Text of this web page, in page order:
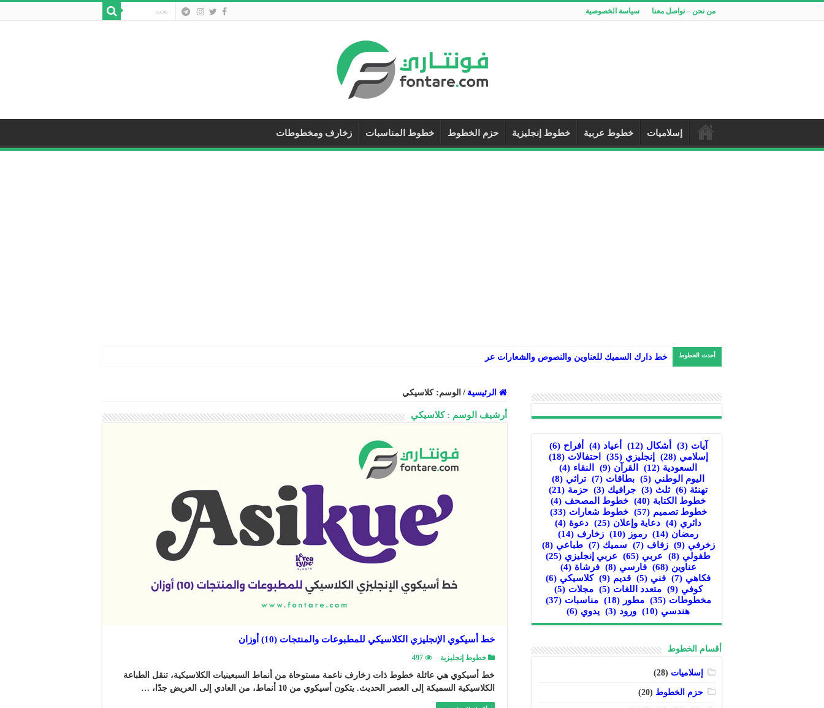
من نحن – تواصل معنا سياسة الخصوصية
إسلاميات خطوط عربية خطوط إنجليزية حزم الخطوط خطوط المناسبات زخارف ومخطوطات
أحدث الخطوط خط دارك السميك للعناوين والنصوص والشعارات عربي إنجليزي فارسي
الرئيسية / الوسم:كلاسيكي
أرشيف الوسم :كلاسيكي
خط أسيكوي الإنجليزي الكلاسيكي للمطبوعات والمنتجات (10) أوزان
خطوط إنجليزية 497
خط أسيكوي هي عائلة خطوط ذات زخارف ناعمة مستوحاة من أنماط السبعينيات الكلاسيكية، تنقل الطباعة
الكلاسيكية السميكة إلى العصر الحديث. يتكون أسيكوي من 10 أنماط، من العادي إلى العريض جدًا، …
آيات (3) أشكال (12) أعياد (4) أفراح (6)
إسلامي (28) إنجليزي (35) احتفالات (18)
السعودية (12) القرآن (9) النقاء (4)
اليوم الوطني (5) بطاقات (7) تراثي (8)
تهنئة (6) ثلث (3) جرافيك (3) حزمة (21)
خطوط الكتابة (40) خطوط المصحف (4)
خطوط تصميم (57) خطوط شعارات (33)
دائري (4) دعاية وإعلان (25) دعوة (4)
رمضان (14) رموز (10) زخارف (14)
زخرفي (9) زفاف (7) سميك (7) طباعي (8)
طفولي (8) عربي (65) عربي إنجليزي (25)
عناوين (68) فارسي (8) فرشاة (4)
فكاهي (7) فني (5) قديم (9) كلاسيكي (6)
كوفي (9) متعدد اللغات (5) مجلات (5)
مخطوطات (35) مطور (18) مناسبات (37)
هندسي (10) ورود (3) يدوي (6)
أقسام الخطوط
إسلاميات (28)
حزم الخطوط (20)